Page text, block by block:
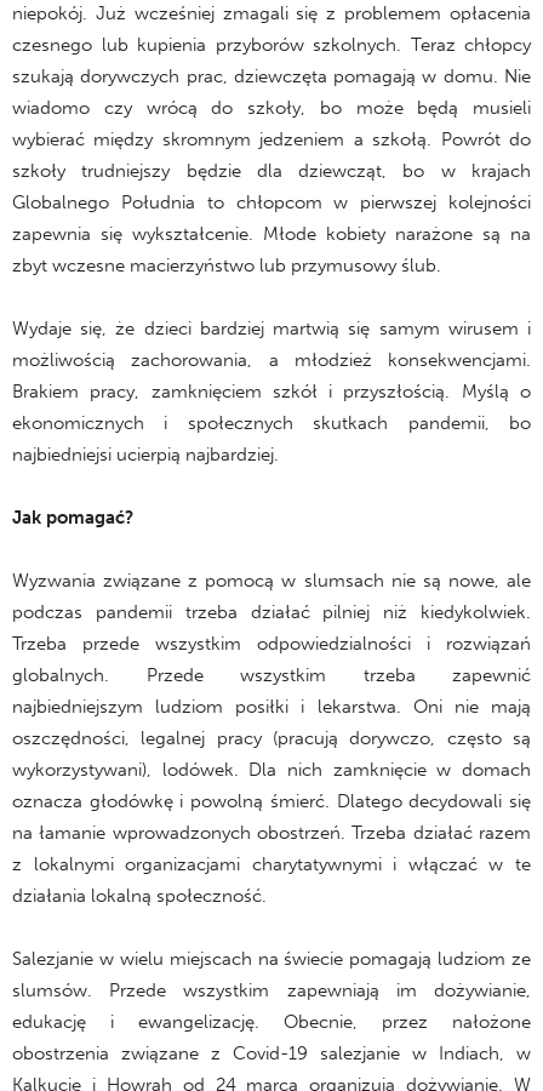
niepokój. Już wcześniej zmagali się z problemem opłacenia
czesnego lub kupienia przyborów szkolnych. Teraz chłopcy
szukają dorywczych prac, dziewczęta pomagają w domu. Nie
wiadomo czy wrócą do szkoły, bo może będą musieli
wybierać między skromnym jedzeniem a szkołą. Powrót do
szkoły trudniejszy będzie dla dziewcząt, bo w krajach
Globalnego Południa to chłopcom w pierwszej kolejności
zapewnia się wykształcenie. Młode kobiety narażone są na
zbyt wczesne macierzyństwo lub przymusowy ślub.
Wydaje się, że dzieci bardziej martwią się samym wirusem i
możliwością zachorowania, a młodzież konsekwencjami.
Brakiem pracy, zamknięciem szkół i przyszłością. Myślą o
ekonomicznych i społecznych skutkach pandemii, bo
najbiedniejsi ucierpią najbardziej.
Jak pomagać?
Wyzwania związane z pomocą w slumsach nie są nowe, ale
podczas pandemii trzeba działać pilniej niż kiedykolwiek.
Trzeba przede wszystkim odpowiedzialności i rozwiązań
globalnych. Przede wszystkim trzeba zapewnić
najbiedniejszym ludziom posiłki i lekarstwa. Oni nie mają
oszczędności, legalnej pracy (pracują dorywczo, często są
wykorzystywani), lodówek. Dla nich zamknięcie w domach
oznacza głodówkę i powolną śmierć. Dlatego decydowali się
na łamanie wprowadzonych obostrzeń. Trzeba działać razem
z lokalnymi organizacjami charytatywnymi i włączać w te
działania lokalną społeczność.
Salezjanie w wielu miejscach na świecie pomagają ludziom ze
slumsów. Przede wszystkim zapewniają im dożywianie,
edukację i ewangelizację. Obecnie, przez nałożone
obostrzenia związane z Covid-19 salezjanie w Indiach, w
Kalkucie i Howrah od 24 marca organizują dożywianie. W